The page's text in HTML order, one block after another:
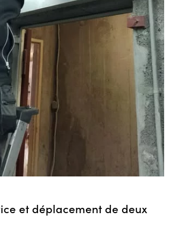
et déplacement de deux